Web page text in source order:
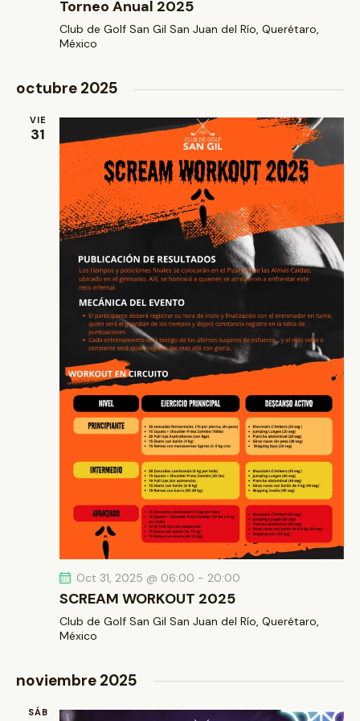
Torneo Anual 2025
Club de Golf San Gil San Juan del Río, Querétaro,
México
octubre 2025
VIE
31
Oct 31, 2025 @ 06:00 - 20:00
SCREAM WORKOUT 2025
Club de Golf San Gil San Juan del Río, Querétaro,
México
noviembre 2025
SÁB